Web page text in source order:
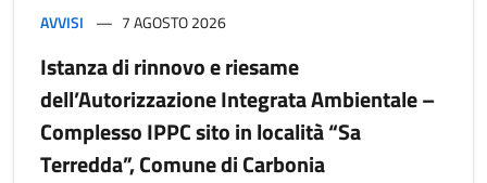
AVVISI 7 AGOSTO 2026
Istanza di rinnovo e riesame
dell’Autorizzazione Integrata Ambientale –
Complesso IPPC sito in località “Sa
Terredda”, Comune di Carbonia